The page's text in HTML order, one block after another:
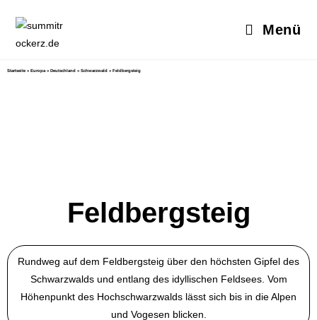
Menü
Startseite » Europa » Deutschland » Schwarzwald » Feldbergsteig
Feldbergsteig
Rundweg auf dem Feldbergsteig über den höchsten Gipfel des
Schwarzwalds und entlang des idyllischen Feldsees. Vom
Höhenpunkt des Hochschwarzwalds lässt sich bis in die Alpen
und Vogesen blicken.